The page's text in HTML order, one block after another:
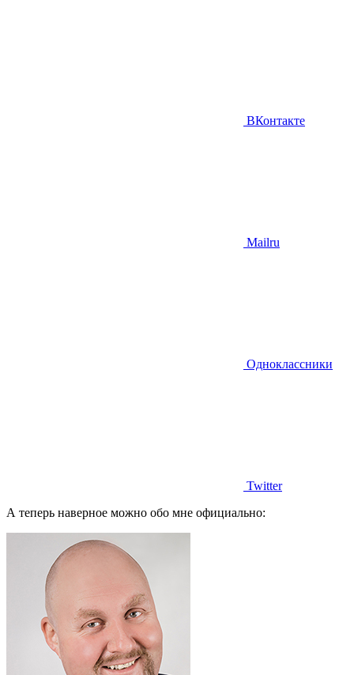
ВКонтакте
Mailru
Одноклассники
Twitter
А теперь наверное можно обо мне официально: